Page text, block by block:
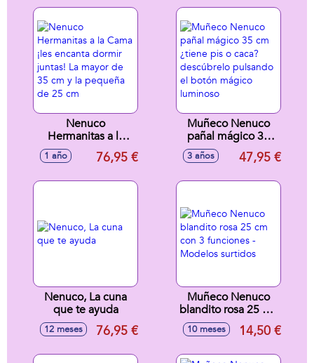
Nenuco
Hermanitas a la
Cama ¡les encanta
dormir juntas! La
1 año 76,95 €
Muñeco Nenuco
pañal mágico 35
cm ¿tiene pis o
caca? descúbrelo
3 años 47,95 €
Nenuco, La cuna
que te ayuda
12 meses 76,95 €
Muñeco Nenuco
blandito rosa 25 cm
con 3 funciones -
Modelos surtidos
10 meses 14,50 €